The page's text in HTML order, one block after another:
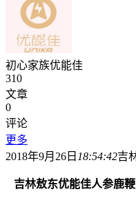
初心家族优能佳
310
文章
0
评论
更多
2018年9月26日 18:54:42吉
吉林敖东优能佳人参鹿鞭